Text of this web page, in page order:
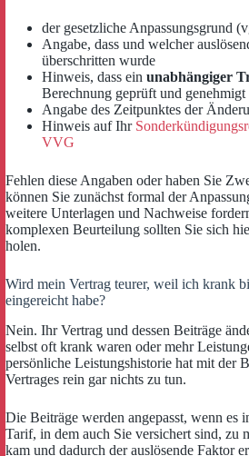
der gesetzliche Anpassungsgrund
Angabe, dass und welcher
überschritten wurde
Hinweis, dass ein unabhängiger
Berechnung geprüft und genehmigt
Angabe des Zeitpunktes der
Hinweis auf Ihr
VVG
Fehlen diese Angaben oder haben Sie
können Sie zunächst formal der
weitere Unterlagen und Nachweise
komplexen Beurteilung sollten Sie sich
holen.
Wird mein Vertrag teurer, weil ich krank
eingereicht habe?
Nein. Ihr Vertrag und dessen Beiträge
selbst oft krank waren oder mehr
persönliche Leistungshistorie hat mit der
Vertrages rein gar nichts zu tun.
Die Beiträge werden angepasst, wenn es
Tarif, in dem auch Sie versichert sind, zu
kam und dadurch der auslösende Faktor